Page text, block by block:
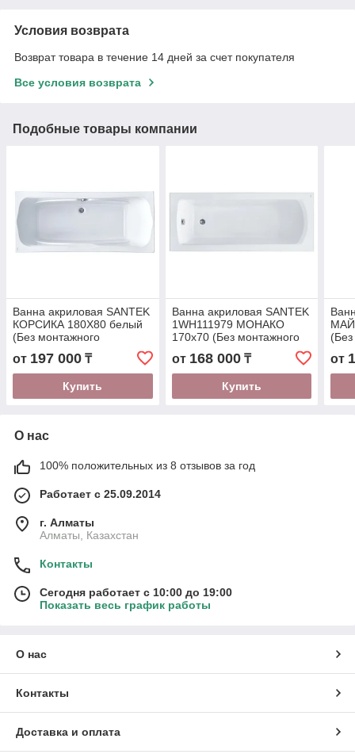
Условия возврата
Возврат товара в течение 14 дней за счет покупателя
Все условия возврата
Подобные товары компании
Ванна акриловая SANTEK
КОРСИКА 180Х80 белый
(Без монтажного
комплекта) 1WH111981
от 197 000 ₸
Купить
Ванна акриловая SANTEK
1WH111979 МОНАКО
170х70 (Без монтажного
комплекта) (1WH111979)
от 168 000₸
Купить
от
О нас
100% положительных из 8 отзывов за год
Работает с 25.09.2014
г. Алматы
Алматы, Казахстан
Контакты
Сегодня работает с 10:00 до 19:00
Показать весь график работы
О нас
Контакты
Доставка и оплата